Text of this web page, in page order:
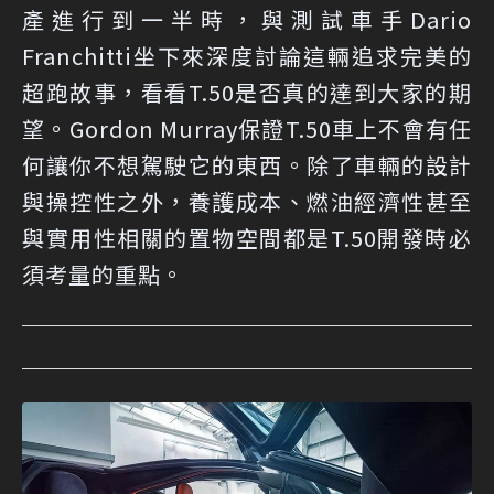
產進行到一半時，與測試車手Dario
Franchitti坐下來深度討論這輛追求完美的
超跑故事，看看T.50是否真的達到大家的期
望。Gordon Murray保證T.50車上不會有任
何讓你不想駕駛它的東西。除了車輛的設計
與操控性之外，養護成本、燃油經濟性甚至
與實用性相關的置物空間都是T.50開發時必
須考量的重點。